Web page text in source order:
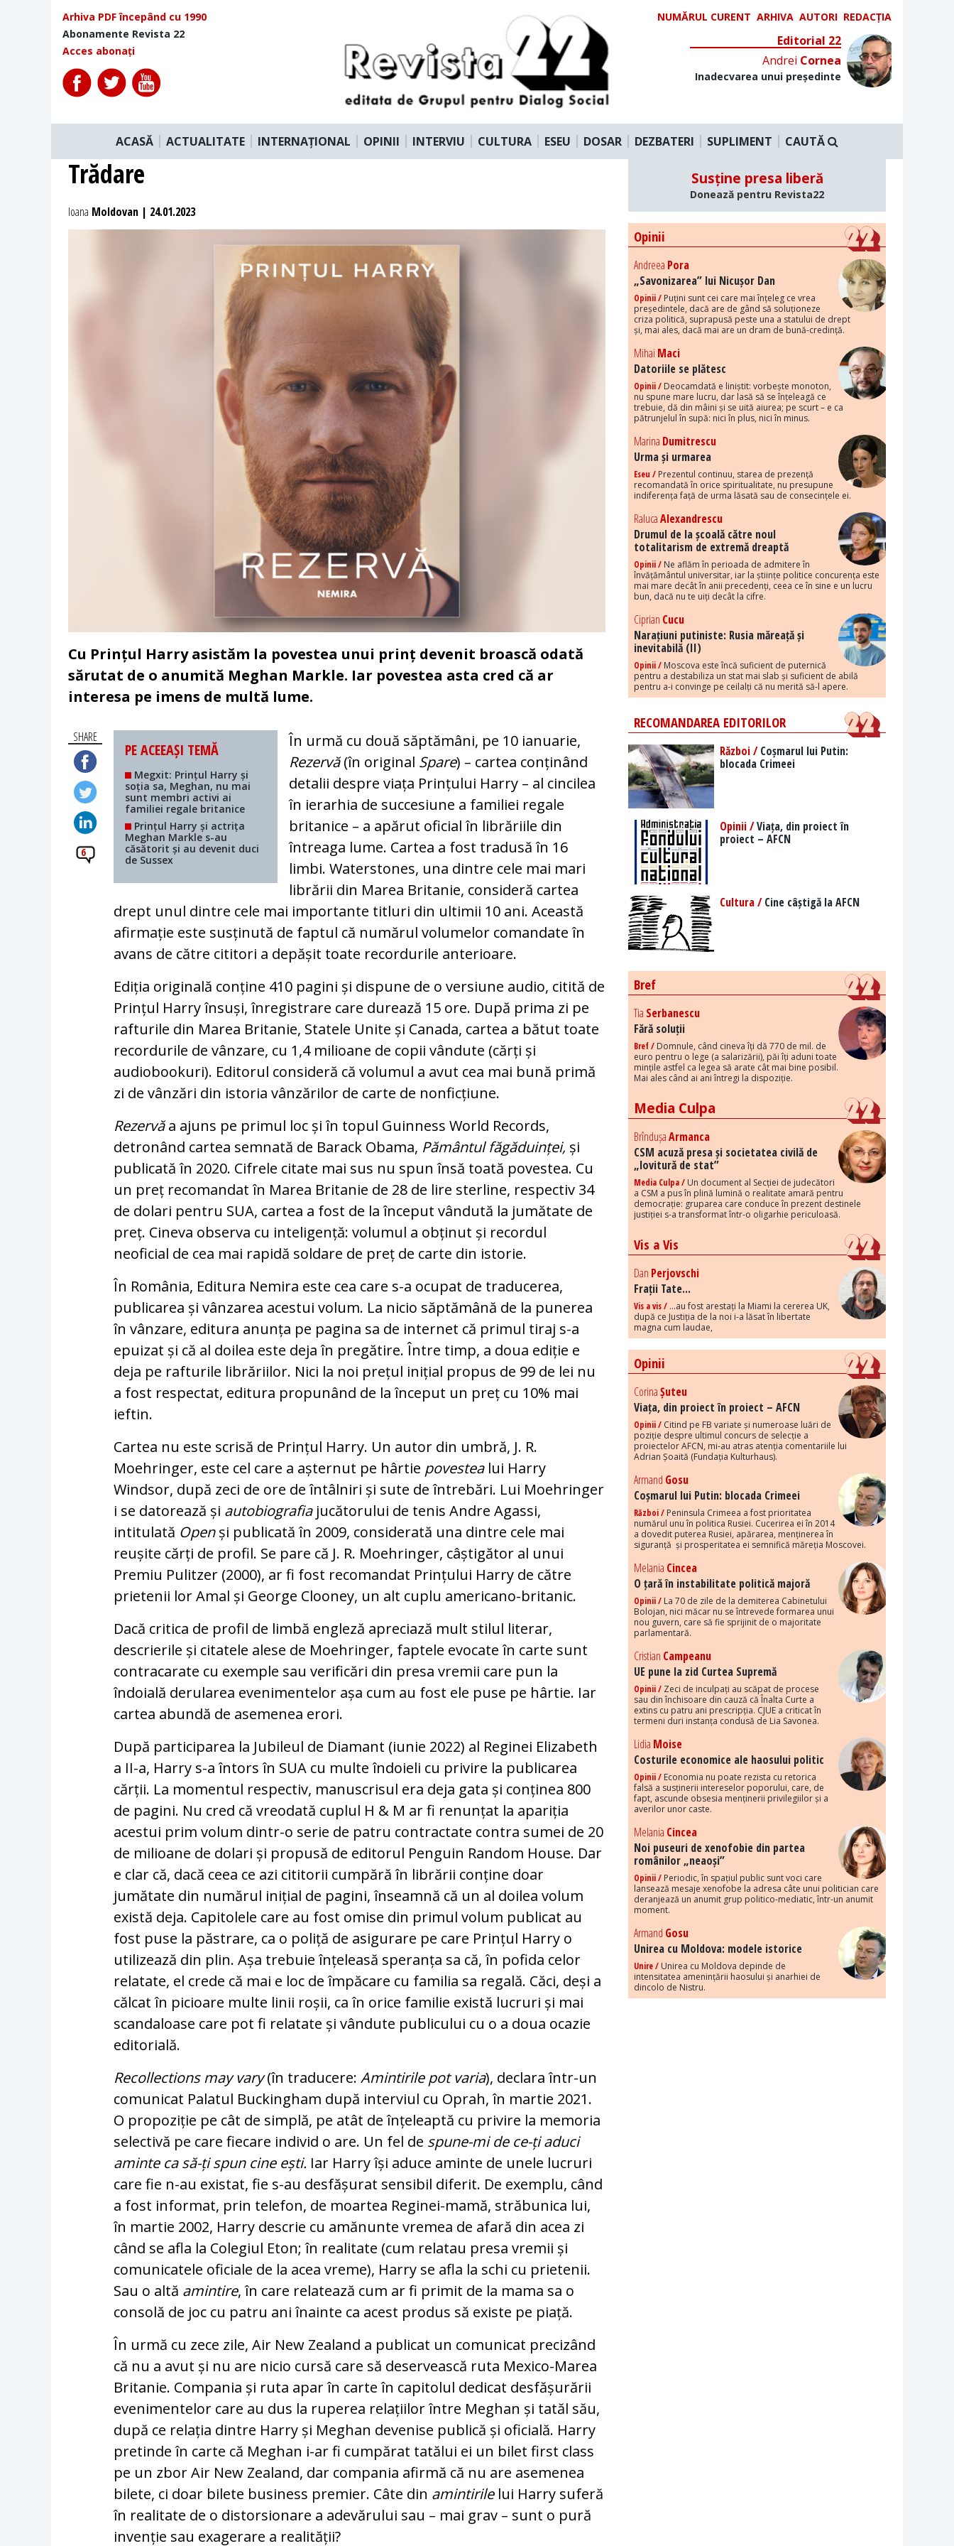
Arhiva PDF începând cu 1990
Abonamente Revista 22
Acces abonați
NUMĂRUL CURENT ARHIVA AUTORI REDACȚIA
Editorial 22
Andrei Cornea
Inadecvarea unui președinte
ACASĂ ACTUALITATE INTERNAȚIONAL OPINII INTERVIU CULTURA ESEU DOSAR DEZBATERI SUPLIMENT CAUTĂ
Trădare
Ioana Moldovan | 24.01.2023
Cu Prințul Harry asistăm la povestea unui prinț devenit broască odată
sărutat de o anumită Meghan Markle. Iar povestea asta cred că ar
interesa pe imens de multă lume.
SHARE
6
PE ACEEAȘI TEMĂ
Megxit: Prințul Harry și
soția sa, Meghan, nu mai
sunt membri activi ai
familiei regale britanice
Prințul Harry și actrița
Meghan Markle s-au
căsătorit și au devenit duci
de Sussex
În urmă cu două săptămâni, pe 10 ianuarie,
Rezervă(în original Spare) – cartea conținând
detalii despre viața Prințului Harry – al cincilea
în ierarhia de succesiune a familiei regale
britanice – a apărut oficial în librăriile din
întreaga lume. Cartea a fost tradusă în 16
limbi. Waterstones, una dintre cele mai mari
librării din Marea Britanie, consideră cartea
drept unul dintre cele mai importante titluri din ultimii 10 ani. Această
afirmație este susținută de faptul că numărul volumelor comandate în
avans de către cititori a depășit toate recordurile anterioare.
Ediția originală conține 410 pagini și dispune de o versiune audio, citită de
Prințul Harry însuși, înregistrare care durează 15 ore. După prima zi pe
rafturile din Marea Britanie, Statele Unite și Canada, cartea a bătut toate
recordurile de vânzare, cu 1,4 milioane de copii vândute (cărți și
audiobookuri). Editorul consideră că volumul a avut cea mai bună primă
zi de vânzări din istoria vânzărilor de carte de nonficțiune.
Rezervăa ajuns pe primul loc și în topul Guinness World Records,
detronând cartea semnată de Barack Obama, Pământul făgăduinței, și
publicată în 2020. Cifrele citate mai sus nu spun însă toată povestea. Cu
un preț recomandat în Marea Britanie de 28 de lire sterline, respectiv 34
de dolari pentru SUA, cartea a fost de la început vândută la jumătate de
preț. Cineva observa cu inteligență: volumul a obținut și recordul
neoficial de cea mai rapidă soldare de preț de carte din istorie.
În România, Editura Nemira este cea care s-a ocupat de traducerea,
publicarea și vânzarea acestui volum. La nicio săptămână de la punerea
în vânzare, editura anunța pe pagina sa de internet că primul tiraj s-a
epuizat și că al doilea este deja în pregătire. Între timp, a doua ediție e
deja pe rafturile librăriilor. Nici la noi prețul inițial propus de 99 de lei nu
a fost respectat, editura propunând de la început un preț cu 10% mai
ieftin.
Cartea nu este scrisă de Prințul Harry. Un autor din umbră, J. R.
Moehringer, este cel care a așternut pe hârtie povestea lui Harry
Windsor, după zeci de ore de întâlniri și sute de întrebări. Lui Moehringer
i se datorează și autobiografiajucătorului de tenis Andre Agassi,
intitulată Openși publicată în 2009, considerată una dintre cele mai
reușite cărți de profil. Se pare că J. R. Moehringer, câștigător al unui
Premiu Pulitzer (2000), ar fi fost recomandat Prințului Harry de către
prietenii lor Amal și George Clooney, un alt cuplu americano-britanic.
Dacă critica de profil de limbă engleză apreciază mult stilul literar,
descrierile și citatele alese de Moehringer, faptele evocate în carte sunt
contracarate cu exemple sau verificări din presa vremii care pun la
îndoială derularea evenimentelor așa cum au fost ele puse pe hârtie. Iar
cartea abundă de asemenea erori.
După participarea la Jubileul de Diamant (iunie 2022) al Reginei Elizabeth
a II-a, Harry s-a întors în SUA cu multe îndoieli cu privire la publicarea
cărții. La momentul respectiv, manuscrisul era deja gata și conținea 800
de pagini. Nu cred că vreodată cuplul H & M ar fi renunțat la apariția
acestui prim volum dintr-o serie de patru contractate contra sumei de 20
de milioane de dolari și propusă de editorul Penguin Random House. Dar
e clar că, dacă ceea ce azi cititorii cumpără în librării conține doar
jumătate din numărul inițial de pagini, înseamnă că un al doilea volum
există deja. Capitolele care au fost omise din primul volum publicat au
fost puse la păstrare, ca o poliță de asigurare pe care Prințul Harry o
utilizează din plin. Așa trebuie înțeleasă speranța sa că, în pofida celor
relatate, el crede că mai e loc de împăcare cu familia sa regală. Căci, deși a
călcat în picioare multe linii roșii, ca în orice familie există lucruri și mai
scandaloase care pot fi relatate și vândute publicului cu o a doua ocazie
editorială.
Recollections may vary(în traducere:Amintirile pot varia), declara într-un
comunicat Palatul Buckingham după interviul cu Oprah, în martie 2021.
O propoziție pe cât de simplă, pe atât de înțeleaptă cu privire la memoria
selectivă pe care fiecare individ o are. Un fel de spune-mi de ce-ți aduci
aminte ca să-ți spun cine ești. Iar Harry își aduce aminte de unele lucruri
care fie n-au existat, fie s-au desfășurat sensibil diferit. De exemplu, când
a fost informat, prin telefon, de moartea Reginei-mamă, străbunica lui,
în martie 2002, Harry descrie cu amănunte vremea de afară din acea zi
când se afla la Colegiul Eton; în realitate (cum relatau presa vremii și
comunicatele oficiale de la acea vreme), Harry se afla la schi cu prietenii.
Sau o altă amintire, în care relatează cum ar fi primit de la mama sa o
consolă de joc cu patru ani înainte ca acest produs să existe pe piață.
În urmă cu zece zile, Air New Zealand a publicat un comunicat precizând
că nu a avut și nu are nicio cursă care să deservească ruta Mexico-Marea
Britanie. Compania și ruta apar în carte în capitolul dedicat desfășurării
evenimentelor care au dus la ruperea relațiilor între Meghan și tatăl său,
după ce relația dintre Harry și Meghan devenise publică și oficială. Harry
pretinde în carte că Meghan i-ar fi cumpărat tatălui ei un bilet first class
pe un zbor Air New Zealand, dar compania afirmă că nu are asemenea
bilete, ci doar bilete business premier. Câte din amintirile lui Harry suferă
în realitate de o distorsionare a adevărului sau – mai grav – sunt o pură
invenție sau exagerare a realității?
Susține presa liberă
Donează pentru Revista22
Opinii
Andreea Pora
„Savonizarea” lui Nicușor Dan
Opinii / Puțini sunt cei care mai înțeleg ce vrea
președintele, dacă are de gând să soluționeze
criza politică, suprapusă peste una a statului de drept
și, mai ales, dacă mai are un dram de bună-credință.
Mihai Maci
Datoriile se plătesc
Opinii / Deocamdată e liniștit: vorbește monoton,
nu spune mare lucru, dar lasă să se înțeleagă ce
trebuie, dă din mâini și se uită aiurea; pe scurt – e ca
pătrunjelul în supă: nici în plus, nici în minus.
Marina Dumitrescu
Urma și urmarea
Eseu / Prezentul continuu, starea de prezență
recomandată în orice spiritualitate, nu presupune
indiferența față de urma lăsată sau de consecințele ei.
RalucaAlexandrescu
Drumul de la școală către noul
totalitarism de extremă dreaptă
Opinii / Ne aflăm în perioada de admitere în
învățământul universitar, iar la științe politice concurența este
mai mare decât în anii precedenți, ceea ce în sine e un lucru
bun, dacă nu te uiți decât la cifre.
Ciprian Cucu
Narațiuni putiniste: Rusia măreață și
inevitabilă (II)
Opinii / Moscova este încă suficient de puternică
pentru a destabiliza un stat mai slab și suficient de abilă
pentru a-i convinge pe ceilalți că nu merită să-l apere.
RECOMANDAREA EDITORILOR
Război /Coșmarul lui Putin:
blocada Crimeei
Opinii /Viața, din proiect în
proiect – AFCN
Cultura /Cine câștigă la AFCN
Bref
Tia Serbanescu
Fără soluții
Bref / Domnule, când cineva îți dă 770 de mil. de
euro pentru o lege (a salarizării), păi îți aduni toate
mințile astfel ca legea să arate cât mai bine posibil.
Mai ales când ai ani întregi la dispoziție.
Media Culpa
BrîndușaArmanca
CSM acuză presa și societatea civilă de
„lovitură de stat”
Media Culpa / Un document al Secției de judecători
a CSM a pus în plină lumină o realitate amară pentru
democrație: gruparea care conduce în prezent destinele
justiției s-a transformat într-o oligarhie periculoasă.
Vis a Vis
Dan Perjovschi
Frații Tate...
Vis a vis / ...au fost arestați la Miami la cererea UK,
după ce Justiția de la noi i-a lăsat în libertate
magna cum laudae,
Opinii
CorinaȘuteu
Viața, din proiect în proiect – AFCN
Opinii / Citind pe FB variate și numeroase luări de
poziție despre ultimul concurs de selecție a
proiectelor AFCN, mi-au atras atenția comentariile lui
Adrian Șoaită (Fundația Kulturhaus).
Armand Gosu
Coșmarul lui Putin: blocada Crimeei
Război / Peninsula Crimeea a fost prioritatea
numărul unu în politica Rusiei. Cucerirea ei în 2014
a dovedit puterea Rusiei, apărarea, menținerea în
siguranță și prosperitatea ei semnifică măreția Moscovei.
Melania Cincea
O țară în instabilitate politică majoră
Opinii / La 70 de zile de la demiterea Cabinetului
Bolojan, nici măcar nu se întrevede formarea unui
nou guvern, care să fie sprijinit de o majoritate
parlamentară.
Cristian Campeanu
UE pune la zid Curtea Supremă
Opinii / Zeci de inculpați au scăpat de procese
sau din închisoare din cauză că Înalta Curte a
extins cu patru ani prescripția. CJUE a criticat în
termeni duri instanța condusă de Lia Savonea.
Lidia Moise
Costurile economice ale haosului politic
Opinii / Economia nu poate rezista cu retorica
falsă a susținerii intereselor poporului, care, de
fapt, ascunde obsesia menținerii privilegiilor și a
averilor unor caste.
Melania Cincea
Noi puseuri de xenofobie din partea
românilor „neaoși”
Opinii / Periodic, în spațiul public sunt voci care
lansează mesaje xenofobe la adresa câte unui politician care
deranjează un anumit grup politico-mediatic, într-un anumit
moment.
Armand Gosu
Unirea cu Moldova: modele istorice
Unire / Unirea cu Moldova depinde de
intensitatea amenințării haosului și anarhiei de
dincolo de Nistru.